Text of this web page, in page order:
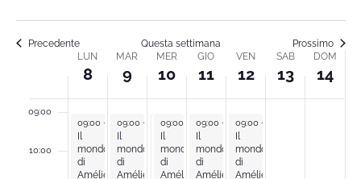
Precedente Questa settimana Prossimo
Week
of
Corsi
LUN
8
MAR
9
MER
10
GIO
11
VEN
12
SAB
13
DOM
14
09:00
10:00
June 8, 2026
09:00 - 11:00
Il
mondo
di
Amélie
June 9, 2026
09:00 - 11:00
Il
mondo
di
Amélie
June 10, 2026
09:00- 11:00
mondo
di
Amélie
June 10, 2026
09:00 11:00
Il
mondo
di
Amélie
June 11, 2026
09:00 - 11:00
Il
mondo
di
Amélie
June 12, 2026
09:00 -
Il
mondo
di
Amélie